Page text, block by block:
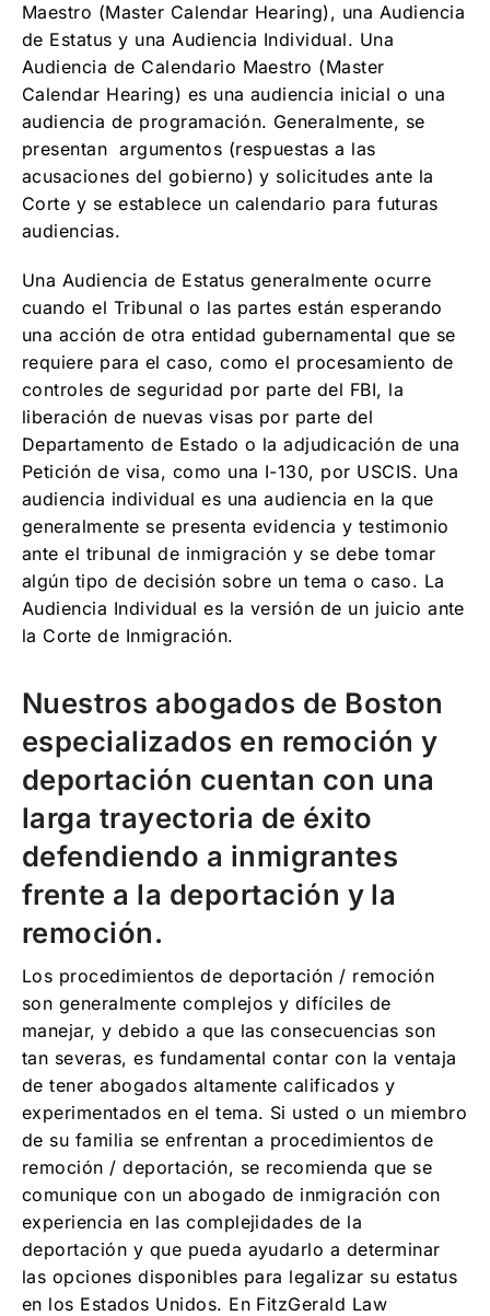
Maestro (Master Calendar Hearing), una Audiencia
de Estatus y una Audiencia Individual. Una
Audiencia de Calendario Maestro (Master
Calendar Hearing) es una audiencia inicial o una
audiencia de programación. Generalmente, se
presentan argumentos (respuestas a las
acusaciones del gobierno) y solicitudes ante la
Corte y se establece un calendario para futuras
audiencias.
Una Audiencia de Estatus generalmente ocurre
cuando el Tribunal o las partes están esperando
una acción de otra entidad gubernamental que se
requiere para el caso, como el procesamiento de
controles de seguridad por parte del FBI, la
liberación de nuevas visas por parte del
Departamento de Estado o la adjudicación de una
Petición de visa, como una I-130, por USCIS. Una
audiencia individual es una audiencia en la que
generalmente se presenta evidencia y testimonio
ante el tribunal de inmigración y se debe tomar
algún tipo de decisión sobre un tema o caso. La
Audiencia Individual es la versión de un juicio ante
la Corte de Inmigración.
Nuestros abogados de Boston
especializados en remoción y
deportación cuentan con una
larga trayectoria de éxito
defendiendo a inmigrantes
frente a la deportación y la
remoción.
Los procedimientos de deportación / remoción
son generalmente complejos y difíciles de
manejar, y debido a que las consecuencias son
tan severas, es fundamental contar con la ventaja
de tener abogados altamente calificados y
experimentados en el tema. Si usted o un miembro
de su familia se enfrentan a procedimientos de
remoción / deportación, se recomienda que se
comunique con un abogado de inmigración con
experiencia en las complejidades de la
deportación y que pueda ayudarlo a determinar
las opciones disponibles para legalizar su estatus
en los Estados Unidos. En FitzGerald Law